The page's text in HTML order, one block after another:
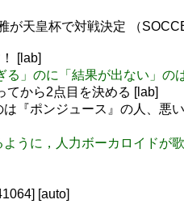
天皇杯で対戦決定 （
[lab]
」のに「結果が出ない」の
てから2点目を決める [lab]
『ポンジュース』の人、悪
うに，人力ボーカロイドが
[auto]